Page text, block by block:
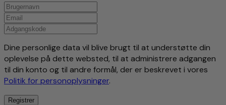
Dine personlige data vil blive brugt til at understøtte din
oplevelse på dette websted, til at administrere adgangen
til din konto og til andre formål, der er beskrevet i vores
Politik for personoplysninger.